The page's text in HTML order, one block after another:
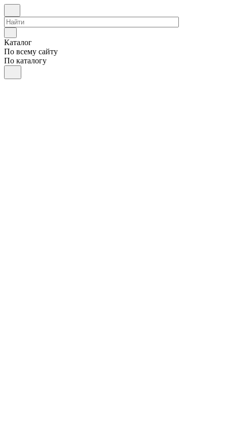
Каталог
По всему сайту
По каталогу